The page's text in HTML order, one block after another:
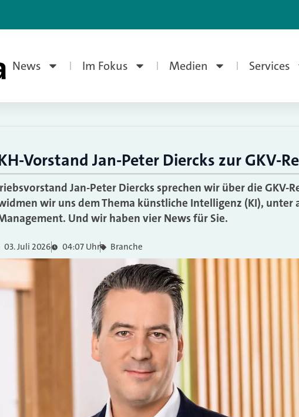
News Im Fokus Medien Services
Vorstand Jan-Peter Diercks zur GKV-
Jan-Peter Diercks sprechen wir über die GKV-
wir uns dem Thema künstliche Intelligenz (KI), unter
Und wir haben vier News für Sie.
03. Juli 2026 04:07 Uhr Branche